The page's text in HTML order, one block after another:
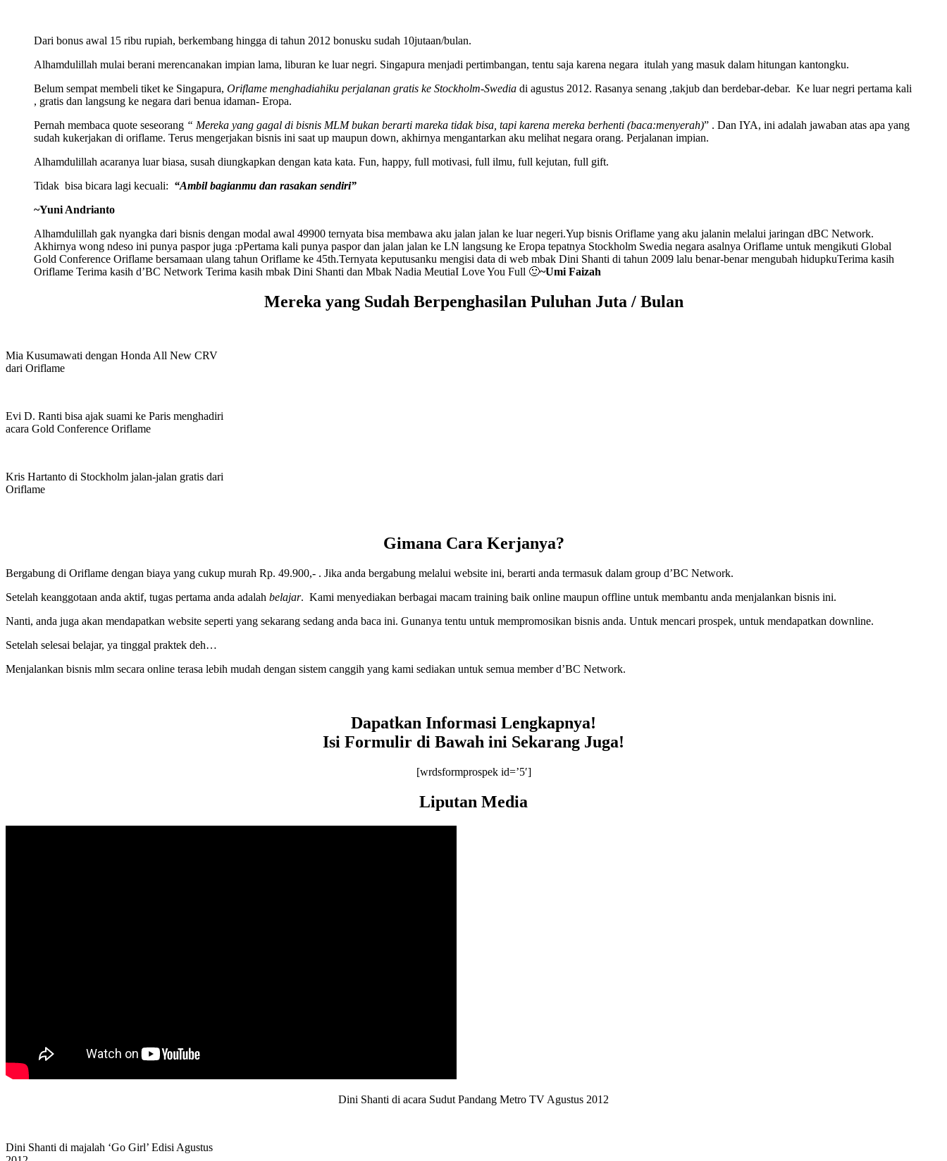
Dari bonus awal 15 ribu rupiah, berkembang hingga di tahun 2012 bonusku sudah 10jutaan/bulan.
Alhamdulillah mulai berani merencanakan impian lama, liburan ke luar negri. Singapura menjadi pertimbangan, tentu saja karena negara itulah yang masuk dalam hitungan kantongku.
Belum sempat membeli tiket ke Singapura, Oriflame menghadiahiku perjalanan gratis ke Stockholm-Swedia di agustus 2012. Rasanya senang ,takjub dan berdebar-debar. Ke luar negri pertama kali
, gratis dan langsung ke negara dari benua idaman- Eropa.
Pernah membaca quote seseorang “ Mereka yang gagal di bisnis MLM bukan berarti mareka tidak bisa, tapi karena mereka berhenti (baca:menyerah)” . Dan IYA, ini adalah jawaban atas apa yang
sudah kukerjakan di oriflame. Terus mengerjakan bisnis ini saat up maupun down, akhirnya mengantarkan aku melihat negara orang. Perjalanan impian.
Alhamdulillah acaranya luar biasa, susah diungkapkan dengan kata kata. Fun, happy, full motivasi, full ilmu, full kejutan, full gift.
Tidak bisa bicara lagi kecuali: “Ambil bagianmu dan rasakan sendiri”
~Yuni Andrianto
Alhamdulillah gak nyangka dari bisnis dengan modal awal 49900 ternyata bisa membawa aku jalan jalan ke luar negeri.Yup bisnis Oriflame yang aku jalanin melalui jaringan dBC Network.
Akhirnya wong ndeso ini punya paspor juga :pPertama kali punya paspor dan jalan jalan ke LN langsung ke Eropa tepatnya Stockholm Swedia negara asalnya Oriflame untuk mengikuti Global
Gold Conference Oriflame bersamaan ulang tahun Oriflame ke 45th.Ternyata keputusanku mengisi data di web mbak Dini Shanti di tahun 2009 lalu benar-benar mengubah hidupkuTerima kasih
Oriflame Terima kasih d’BC Network Terima kasih mbak Dini Shanti dan Mbak Nadia MeutiaI Love You Full 🙂~Umi Faizah
Mereka yang Sudah Berpenghasilan Puluhan Juta / Bulan
Mia Kusumawati dengan Honda All New CRV
dari Oriflame
Evi D. Ranti bisa ajak suami ke Paris menghadiri
acara Gold Conference Oriflame
Kris Hartanto di Stockholm jalan-jalan gratis dari
Oriflame
Gimana Cara Kerjanya?
Bergabung di Oriflame dengan biaya yang cukup murah Rp. 49.900,- . Jika anda bergabung melalui website ini, berarti anda termasuk dalam group d’BC Network.
Setelah keanggotaan anda aktif, tugas pertama anda adalah belajar. Kami menyediakan berbagai macam training baik online maupun offline untuk membantu anda menjalankan bisnis ini.
Nanti, anda juga akan mendapatkan website seperti yang sekarang sedang anda baca ini. Gunanya tentu untuk mempromosikan bisnis anda. Untuk mencari prospek, untuk mendapatkan downline.
Setelah selesai belajar, ya tinggal praktek deh…
Menjalankan bisnis mlm secara online terasa lebih mudah dengan sistem canggih yang kami sediakan untuk semua member d’BC Network.
Dapatkan Informasi Lengkapnya!
Isi Formulir di Bawah ini Sekarang Juga!
[wrdsformprospek id=’5′]
Liputan Media
Dini Shanti di acara Sudut Pandang Metro TV Agustus 2012
Dini Shanti di majalah ‘Go Girl’ Edisi Agustus